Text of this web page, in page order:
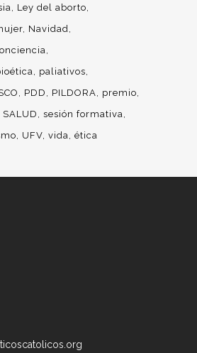
Ley del aborto
Navidad
paliativos
PDD PILDORA
premio
SALUD
sesión formativa
UFV vida ética